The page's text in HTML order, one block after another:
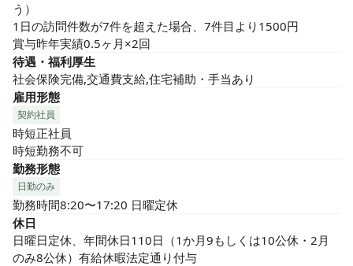
う）
1日の訪問件数が7件を超えた場合、7件目より1500円
賞与昨年実績0.5ヶ月×2回
待遇・福利厚生
社会保険完備,交通費支給,住宅補助・手当あり
雇用形態
契約社員
時短正社員
時短勤務不可
勤務形態
日勤のみ
勤務時間8:20〜17:20 日曜定休
休日
日曜日定休、年間休日110日（1か月9もしくは10公休・2月
のみ8公休）有給休暇法定通り付与